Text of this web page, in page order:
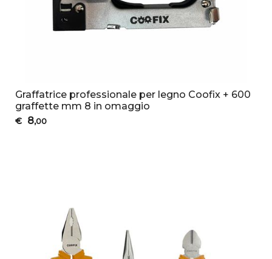
Graffatrice professionale per legno Coofix + 600
graffette mm 8 in omaggio
€ 8,00